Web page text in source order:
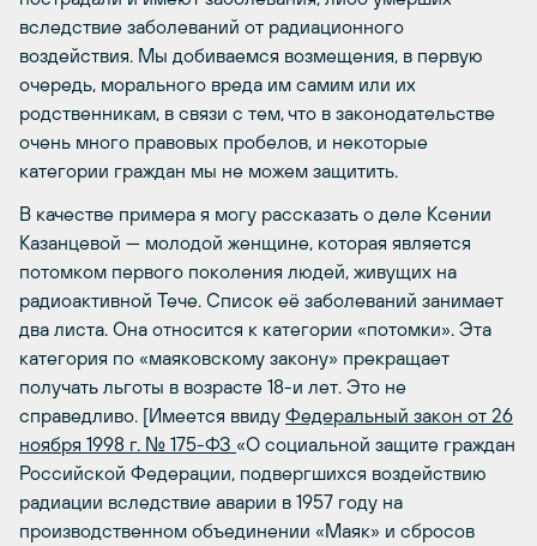
вследствие заболеваний от радиационного
воздействия. Мы добиваемся возмещения, в первую
очередь, морального вреда им самим или их
родственникам, в связи с тем, что в законодательстве
очень много правовых пробелов, и некоторые
категории граждан мы не можем защитить.
В качестве примера я могу рассказать о деле Ксении
Казанцевой — молодой женщине, которая является
потомком первого поколения людей, живущих на
радиоактивной Тече. Список её заболеваний занимает
два листа. Она относится к категории «потомки». Эта
категория по «маяковскому закону» прекращает
получать льготы в возрасте 18-и лет. Это не
справедливо. [Имеется ввиду Федеральный закон от 26
ноября 1998 г. № 175-ФЗ «О социальной защите граждан
Российской Федерации, подвергшихся воздействию
радиации вследствие аварии в 1957 году на
производственном объединении «Маяк» и сбросов